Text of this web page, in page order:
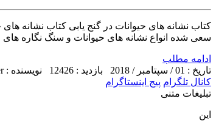
سعی شده انواع نشانه های حیوانات و سنگ نگاره های
ادامه مطلب
تاریخ : 01 / سپتامبر / 2018
بازدید : 12426
نویسنده : Manager
کانال تلگرام پیج اینستاگرام
تبلیغات متنی
این